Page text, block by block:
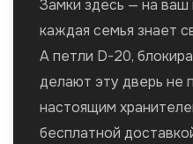
Замки здесь — на ваш
каждая семья знает
А петли D-20,
делают эту дверь не
настоящим
бесплатной